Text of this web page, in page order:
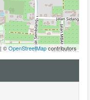
| ©OpenStreetMapcontributors